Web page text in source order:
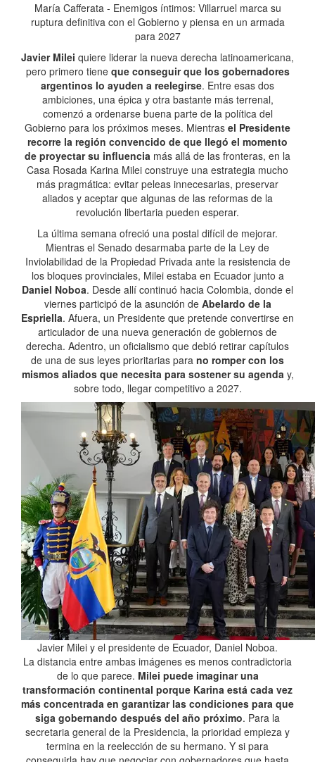
María Cafferata - Enemigos íntimos: Villarruel marca su
ruptura definitiva con el Gobierno y piensa en un armada
para 2027
Javier Milei quiere liderar la nueva derecha latinoamericana,
pero primero tiene que conseguir que los gobernadores
argentinos lo ayuden a reelegirse. Entre esas dos
ambiciones, una épica y otra bastante más terrenal,
comenzó a ordenarse buena parte de la política del
Gobierno para los próximos meses. Mientras el Presidente
recorre la región convencido de que llegó el momento
de proyectar su influencia más allá de las fronteras, en la
Casa Rosada Karina Milei construye una estrategia mucho
más pragmática: evitar peleas innecesarias, preservar
aliados y aceptar que algunas de las reformas de la
revolución libertaria pueden esperar.
La última semana ofreció una postal difícil de mejorar.
Mientras el Senado desarmaba parte de la Ley de
Inviolabilidad de la Propiedad Privada ante la resistencia de
los bloques provinciales, Milei estaba en Ecuador junto a
Daniel Noboa. Desde allí continuó hacia Colombia, donde el
viernes participó de la asunción de Abelardo de la
Espriella. Afuera, un Presidente que pretende convertirse en
articulador de una nueva generación de gobiernos de
derecha. Adentro, un oficialismo que debió retirar capítulos
de una de sus leyes prioritarias para no romper con los
mismos aliados que necesita para sostener su agenday,
sobre todo, llegar competitivo a 2027.
Javier Milei y el presidente de Ecuador, Daniel Noboa.
La distancia entre ambas imágenes es menos contradictoria
de lo que parece. Milei puede imaginar una
transformación continental porque Karina está cada vez
más concentrada en garantizar las condiciones para que
siga gobernando después del año próximo. Para la
secretaria general de la Presidencia, la prioridad empieza y
termina en la reelección de su hermano. Y si para